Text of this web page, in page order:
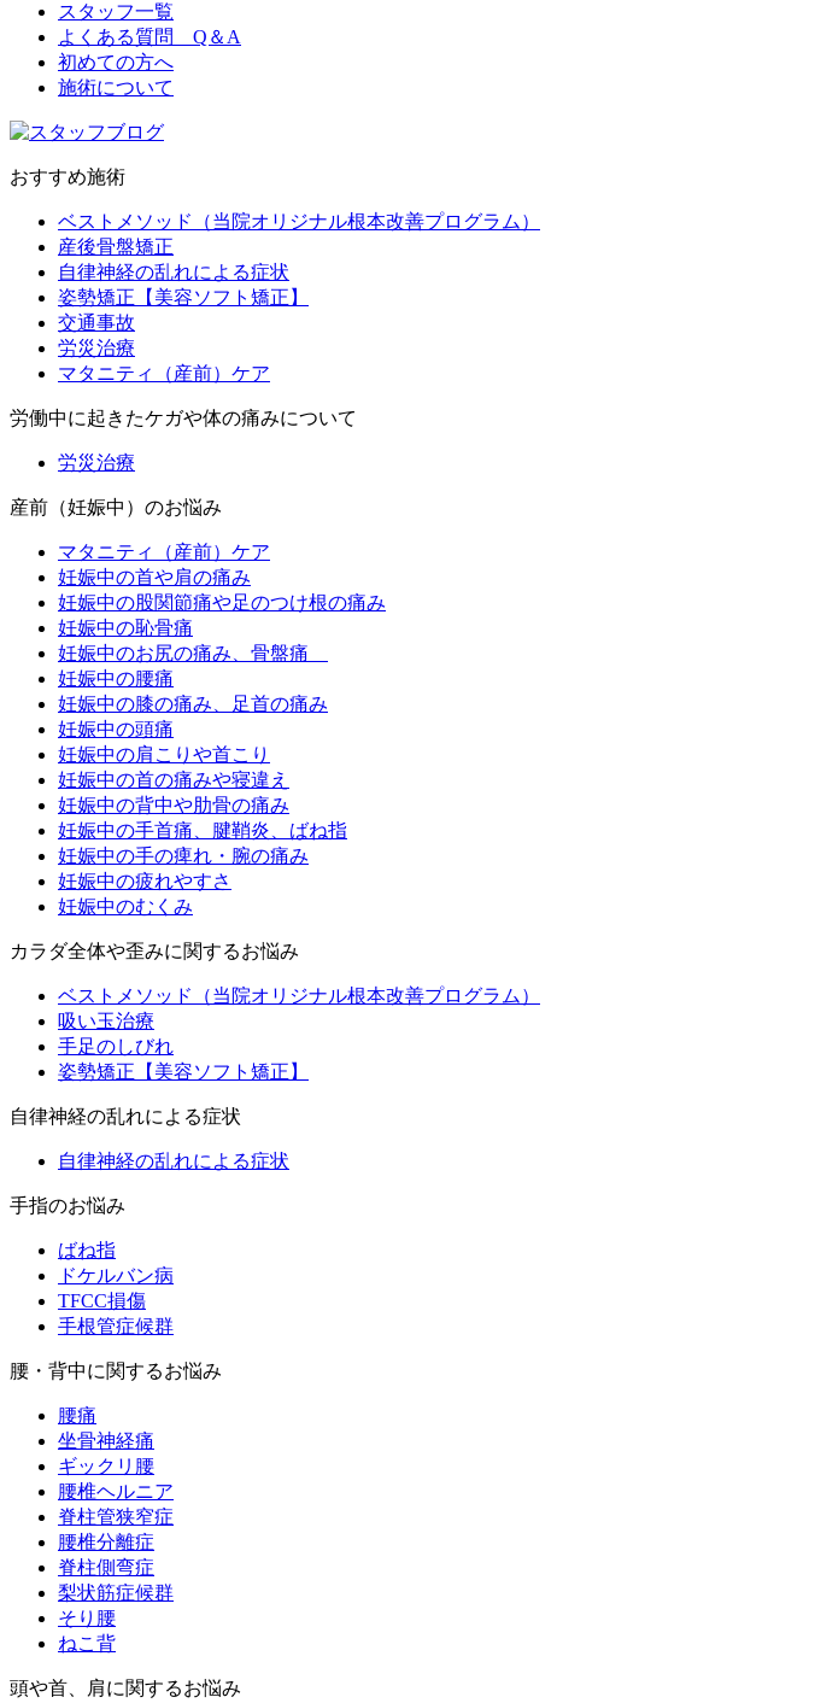
スタッフ一覧
よくある質問 Q＆A
初めての方へ
施術について
おすすめ施術
ベストメソッド（当院オリジナル根本改善プログラム）
産後骨盤矯正
自律神経の乱れによる症状
姿勢矯正【美容ソフト矯正】
交通事故
労災治療
マタニティ（産前）ケア
労働中に起きたケガや体の痛みについて
労災治療
産前（妊娠中）のお悩み
マタニティ（産前）ケア
妊娠中の首や肩の痛み
妊娠中の股関節痛や足のつけ根の痛み
妊娠中の恥骨痛
妊娠中のお尻の痛み、骨盤痛
妊娠中の腰痛
妊娠中の膝の痛み、足首の痛み
妊娠中の頭痛
妊娠中の肩こりや首こり
妊娠中の首の痛みや寝違え
妊娠中の背中や肋骨の痛み
妊娠中の手首痛、腱鞘炎、ばね指
妊娠中の手の痺れ・腕の痛み
妊娠中の疲れやすさ
妊娠中のむくみ
カラダ全体や歪みに関するお悩み
ベストメソッド（当院オリジナル根本改善プログラム）
吸い玉治療
手足のしびれ
姿勢矯正【美容ソフト矯正】
自律神経の乱れによる症状
自律神経の乱れによる症状
手指のお悩み
ばね指
ドケルバン病
TFCC損傷
手根管症候群
腰・背中に関するお悩み
腰痛
坐骨神経痛
ギックリ腰
腰椎ヘルニア
脊柱管狭窄症
腰椎分離症
脊柱側弯症
梨状筋症候群
そり腰
ねこ背
頭や首、肩に関するお悩み